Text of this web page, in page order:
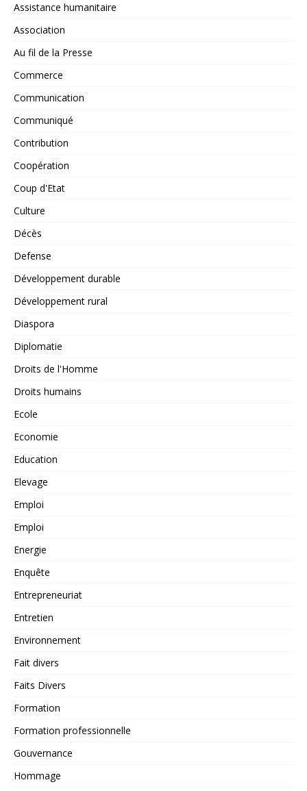
Assistance humanitaire
Association
Au fil de la Presse
Commerce
Communication
Communiqué
Contribution
Coopération
Coup d'Etat
Culture
Décès
Defense
Développement durable
Développement rural
Diaspora
Diplomatie
Droits de l'Homme
Droits humains
Ecole
Economie
Education
Elevage
Emploi
Emploi
Energie
Enquête
Entrepreneuriat
Entretien
Environnement
Fait divers
Faits Divers
Formation
Formation professionnelle
Gouvernance
Hommage